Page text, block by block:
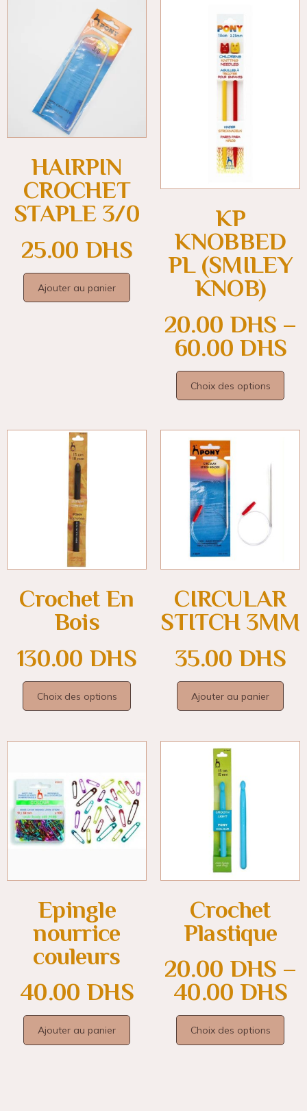
HAIRPIN
CROCHET
STAPLE 3/0
25.00 DHS
Ajouter au panier
KP
KNOBBED
PL (SMILEY
KNOB)
20.00 DHS –
60.00 DHS
Choix des options
Crochet En
Bois
130.00 DHS
Choix des options
CIRCULAR
STITCH 3MM
35.00 DHS
Ajouter au panier
Epingle
nourrice
couleurs
40.00 DHS
Ajouter au panier
Crochet
Plastique
20.00 DHS –
40.00 DHS
Choix des options